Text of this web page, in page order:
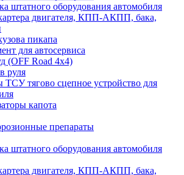
штатного оборудования автомобиля
двигателя, КПП-АКПП, бака,
пикапа
для автосервиса
(OFF Road 4x4)
руля
тягово сцепное устройство для
капота
препараты
штатного оборудования автомобиля
двигателя, КПП-АКПП, бака,